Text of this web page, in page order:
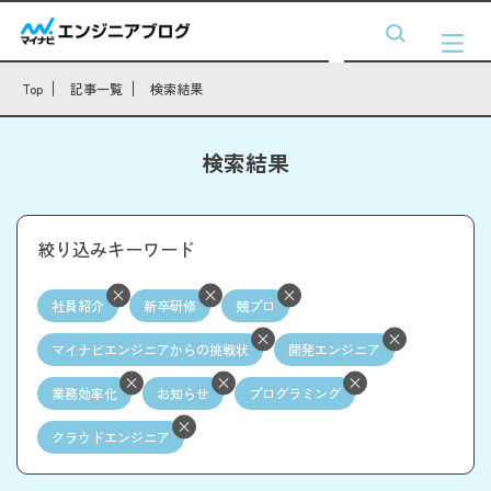
Top 記事一覧 検索結果
検索結果
絞り込みキーワード
社員紹介 新卒研修 競プロ
マイナビエンジニアからの挑戦状 開発エンジニア
業務効率化 お知らせ プログラミング
クラウドエンジニア